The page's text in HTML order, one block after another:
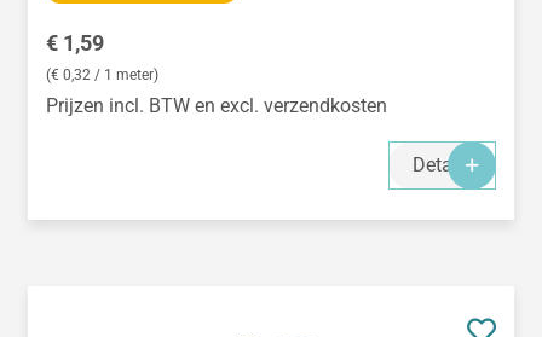
Normale prijs:
€ 1,59
(€ 0,32 / 1 meter)
Prijzen incl. BTW en excl. verzendkosten
Details